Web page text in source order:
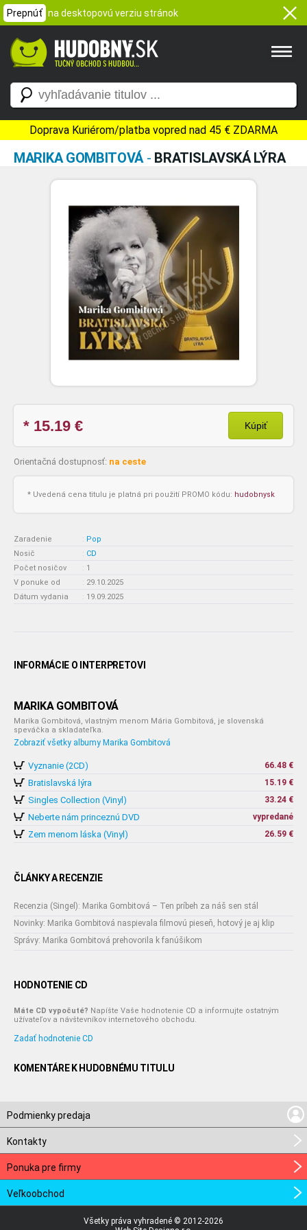
Prepnúť na desktopovú verziu stránok
Doprava Kuriérom/platba vopred nad 45 € ZDARMA
MARIKA GOMBITOVÁ- BRATISLAVSKÁ LÝRA
* 15.19 € Kúpiť
Orientačná dostupnosť: na ceste
* Uvedená cena titulu je platná pri použití PROMO kódu: hudobnysk
Zaradenie : Pop
Nosič
: CD
Počet nosičov
: 1
V ponuke od
: 29.10.2025
Dátum vydania
: 19.09.2025
INFORMÁCIE O INTERPRETOVI
MARIKA GOMBITOVÁ
Marika Gombitová, vlastným menom Mária Gombitová, je slovenská
speváčka a skladateľka.
Zobraziť všetky albumy Marika Gombitová
Vyznanie (2CD) 66.48 €
Bratislavská lýra 15.19 €
Singles Collection (Vinyl) 33.24 €
Neberte nám princeznú DVD vypredané
Zem menom láska (Vinyl) 26.59 €
ČLÁNKY A RECENZIE
Recenzia (Singel): Marika Gombitová – Ten príbeh za náš sen stál
Novinky: Marika Gombitová naspievala filmovú pieseň, hotový je aj klip
Správy: Marika Gombitová prehovorila k fanúšikom
HODNOTENIE CD
Máte CD vypočuté? Napíšte Vaše hodnotenie CD a informujte ostatným
užívateľov a návštevníkov internetového obchodu.
Zadať hodnotenie CD
KOMENTÁRE K HUDOBNÉMU TITULU
Podmienky predaja
Kontakty
Ponuka pre firmy
Veľkoobchod
Všetky práva vyhradené © 2012-2026